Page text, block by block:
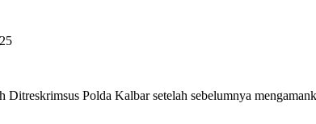
Polda Kalbar setelah sebelumnya